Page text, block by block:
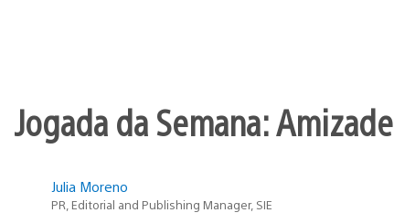
Jogada da Semana: Amizade
Julia Moreno
PR, Editorial and Publishing Manager, SIE